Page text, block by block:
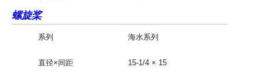
螺旋桨
系列 海水系列
直径×间距 15-1/4 × 15